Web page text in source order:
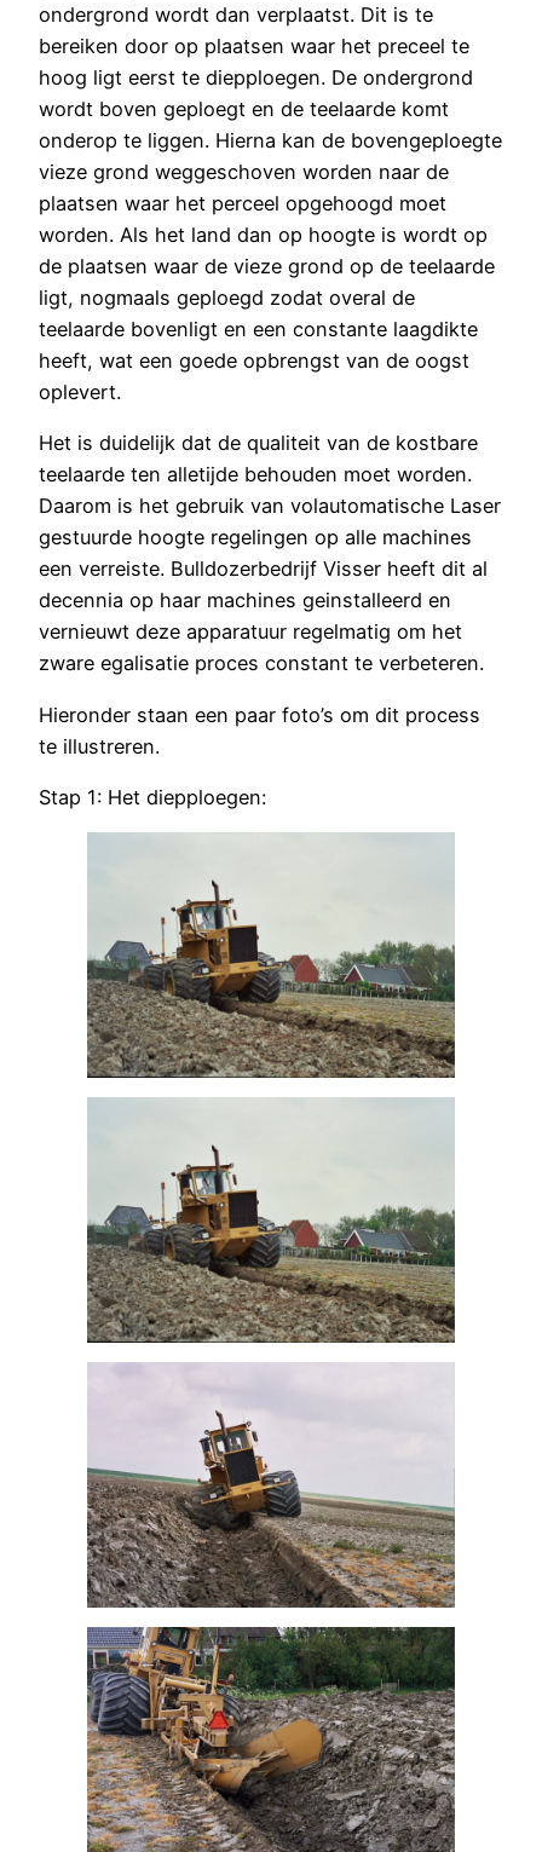
ondergrond wordt dan verplaatst. Dit is te
bereiken door op plaatsen waar het preceel te
hoog ligt eerst te diepploegen. De ondergrond
wordt boven geploegt en de teelaarde komt
onderop te liggen. Hierna kan de bovengeploegte
vieze grond weggeschoven worden naar de
plaatsen waar het perceel opgehoogd moet
worden. Als het land dan op hoogte is wordt op
de plaatsen waar de vieze grond op de teelaarde
ligt, nogmaals geploegd zodat overal de
teelaarde bovenligt en een constante laagdikte
heeft, wat een goede opbrengst van de oogst
oplevert.
Het is duidelijk dat de qualiteit van de kostbare
teelaarde ten alletijde behouden moet worden.
Daarom is het gebruik van volautomatische Laser
gestuurde hoogte regelingen op alle machines
een verreiste. Bulldozerbedrijf Visser heeft dit al
decennia op haar machines geinstalleerd en
vernieuwt deze apparatuur regelmatig om het
zware egalisatie proces constant te verbeteren.
Hieronder staan een paar foto’s om dit process
te illustreren.
Stap 1: Het diepploegen: